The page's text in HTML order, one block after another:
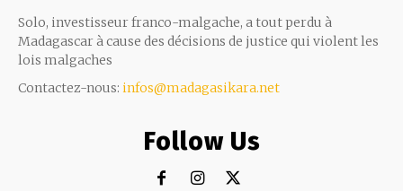
Solo, investisseur franco-malgache, a tout perdu à
Madagascar à cause des décisions de justice qui violent les
lois malgaches
Contactez-nous: infos@madagasikara.net
Follow Us